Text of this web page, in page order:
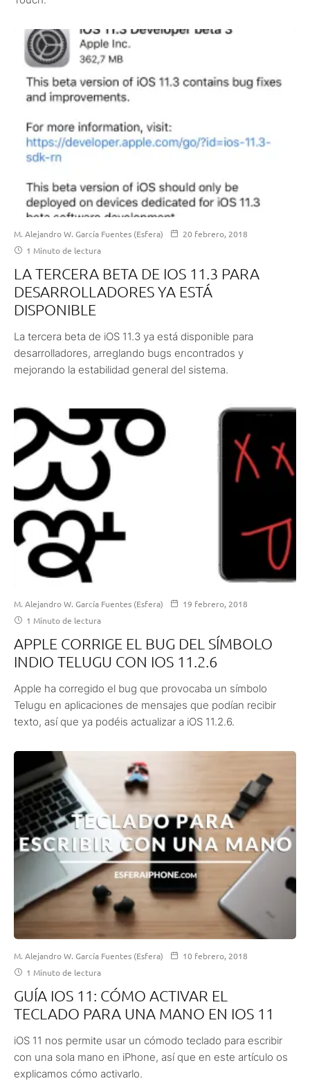
M. Alejandro W. García Fuentes (Esfera)
20 febrero, 2018
1 Minuto de lectura
LA TERCERA BETA DE IOS 11.3 PARA
DESARROLLADORES YA ESTÁ
DISPONIBLE
La tercera beta de iOS 11.3 ya está disponible para
desarrolladores, arreglando bugs encontrados y
mejorando la estabilidad general del sistema.
M. Alejandro W. García Fuentes (Esfera)
19 febrero, 2018
1 Minuto de lectura
APPLE CORRIGE EL BUG DEL SÍMBOLO
INDIO TELUGU CON IOS 11.2.6
Apple ha corregido el bug que provocaba un símbolo
Telugu en aplicaciones de mensajes que podían recibir
texto, así que ya podéis actualizar a iOS 11.2.6.
M. Alejandro W. García Fuentes (Esfera)
10 febrero, 2018
1 Minuto de lectura
GUÍA IOS 11: CÓMO ACTIVAR EL
TECLADO PARA UNA MANO EN IOS 11
iOS 11 nos permite usar un cómodo teclado para escribir
con una sola mano en iPhone, así que en este artículo os
explicamos cómo activarlo.